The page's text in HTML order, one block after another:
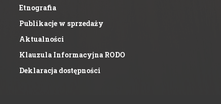
Etnografia
Publikacje w sprzedaży
Aktualności
Klauzula Informacyjna RODO
Deklaracja dostępności